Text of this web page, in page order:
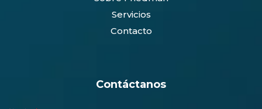
Servicios
Contacto
Contáctanos